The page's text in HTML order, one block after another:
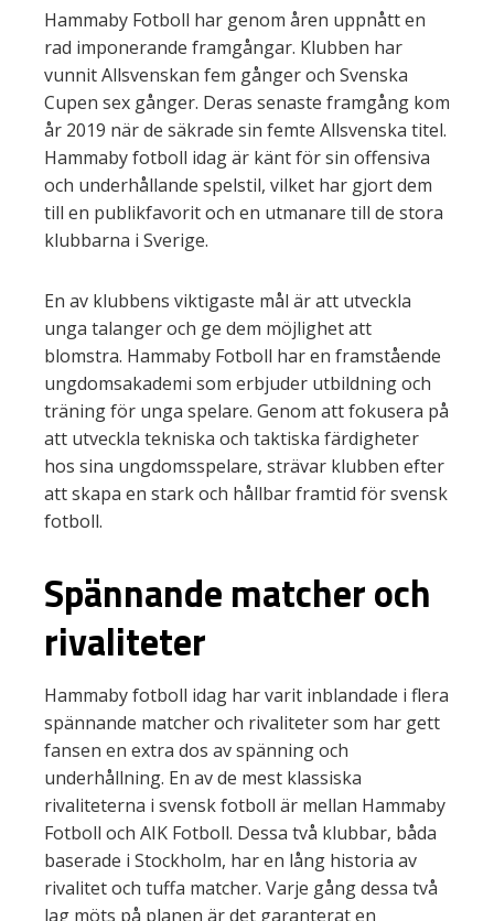
Hammaby Fotboll har genom åren uppnått en
rad imponerande framgångar. Klubben har
vunnit Allsvenskan fem gånger och Svenska
Cupen sex gånger. Deras senaste framgång kom
år 2019 när de säkrade sin femte Allsvenska titel.
Hammaby fotboll idag är känt för sin offensiva
och underhållande spelstil, vilket har gjort dem
till en publikfavorit och en utmanare till de stora
klubbarna i Sverige.
En av klubbens viktigaste mål är att utveckla
unga talanger och ge dem möjlighet att
blomstra. Hammaby Fotboll har en framstående
ungdomsakademi som erbjuder utbildning och
träning för unga spelare. Genom att fokusera på
att utveckla tekniska och taktiska färdigheter
hos sina ungdomsspelare, strävar klubben efter
att skapa en stark och hållbar framtid för svensk
fotboll.
Spännande matcher och
rivaliteter
Hammaby fotboll idag har varit inblandade i flera
spännande matcher och rivaliteter som har gett
fansen en extra dos av spänning och
underhållning. En av de mest klassiska
rivaliteterna i svensk fotboll är mellan Hammaby
Fotboll och AIK Fotboll. Dessa två klubbar, båda
baserade i Stockholm, har en lång historia av
rivalitet och tuffa matcher. Varje gång dessa två
lag möts på planen är det garanterat en